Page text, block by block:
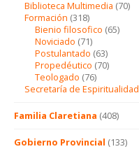
Biblioteca Multimedia (70)
Formación (318)
Bienio filosofico (65)
Noviciado (71)
Postulantado (63)
Propedéutico (70)
Teologado (76)
Secretaría de Espiritualidad
Familia Claretiana (408)
Gobierno Provincial (133)